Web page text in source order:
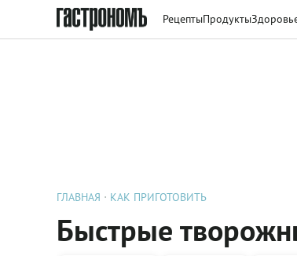
РецептыПродукты
ГЛАВНАЯ КАК ПРИГОТОВИТЬ
Быстрые